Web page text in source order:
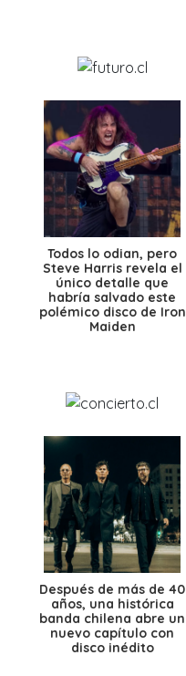
Todos lo odian, pero
Steve Harris revela el
único detalle que
habría salvado este
polémico disco de Iron
Maiden
Después de más de 40
años, una histórica
banda chilena abre un
nuevo capítulo con
disco inédito